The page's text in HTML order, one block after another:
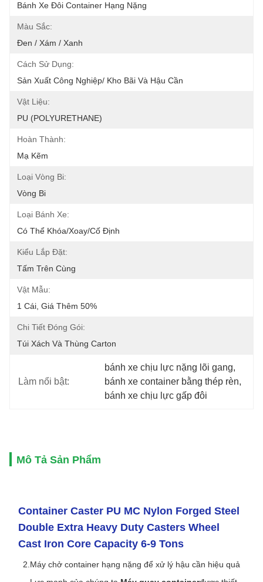
Bánh Xe Đôi Container Hạng Nặng
Màu Sắc:
Đen / Xám / Xanh
Cách Sử Dụng:
Sản Xuất Công Nghiệp/ Kho Bãi Và Hậu Cần
Vật Liệu:
PU (POLYURETHANE)
Hoàn Thành:
Mạ Kẽm
Loại Vòng Bi:
Vòng Bi
Loại Bánh Xe:
Có Thể Khóa/xoay/cố Định
Kiểu Lắp Đặt:
Tấm Trên Cùng
Vật Mẫu:
1 Cái, Giá Thêm 50%
Chi Tiết Đóng Gói:
Túi Xách Và Thùng Carton
Làm nổi bật:
bánh xe chịu lực nặng lõi gang,
bánh xe container bằng thép rèn
bánh xe chịu lực gấp đôi
Mô Tả Sản Phẩm
Container Caster PU MC Nylon Forged Steel
Double Extra Heavy Duty Casters Wheel
Cast Iron Core Capacity 6-9 Tons
Máy chở container hạng nặng để xử lý hậu cần hiệu quả